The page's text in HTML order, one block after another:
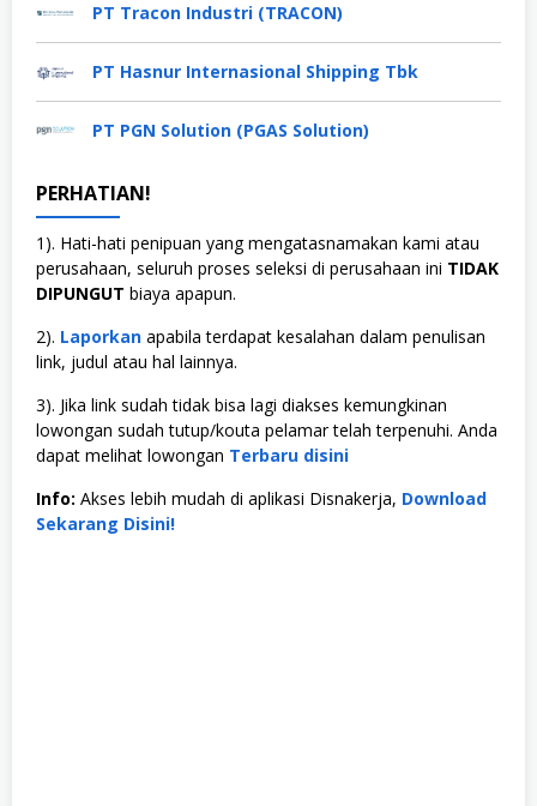
PT Tracon Industri (TRACON)
PT Hasnur Internasional Shipping Tbk
PT PGN Solution (PGAS Solution)
PERHATIAN!
1). Hati-hati penipuan yang mengatasnamakan kami atau
perusahaan, seluruh proses seleksi di perusahaan ini TIDAK
DIPUNGUT biaya apapun.
2). Laporkan apabila terdapat kesalahan dalam penulisan
link, judul atau hal lainnya.
3). Jika link sudah tidak bisa lagi diakses kemungkinan
lowongan sudah tutup/kouta pelamar telah terpenuhi. Anda
dapat melihat lowongan Terbaru disini
Info: Akses lebih mudah di aplikasi Disnakerja, Download
Sekarang Disini!